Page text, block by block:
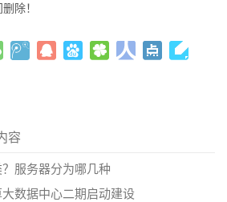
除！
容
服务器分为哪几种
数据中心二期启动建设